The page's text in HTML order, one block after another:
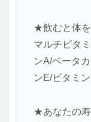
★飲むと体を
マルチビタ
ンA/ベータ
ンE/ビタミ
★あなたの